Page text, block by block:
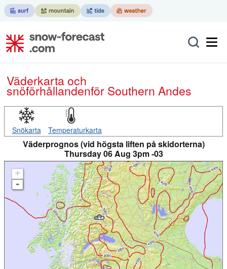
Väderkarta och
snöförhållandenför Southern Andes
Snökarta Temperaturkarta
Väderprognos (vid högsta liften på skidorterna)
Thursday 06 Aug 3pm -03
+
-